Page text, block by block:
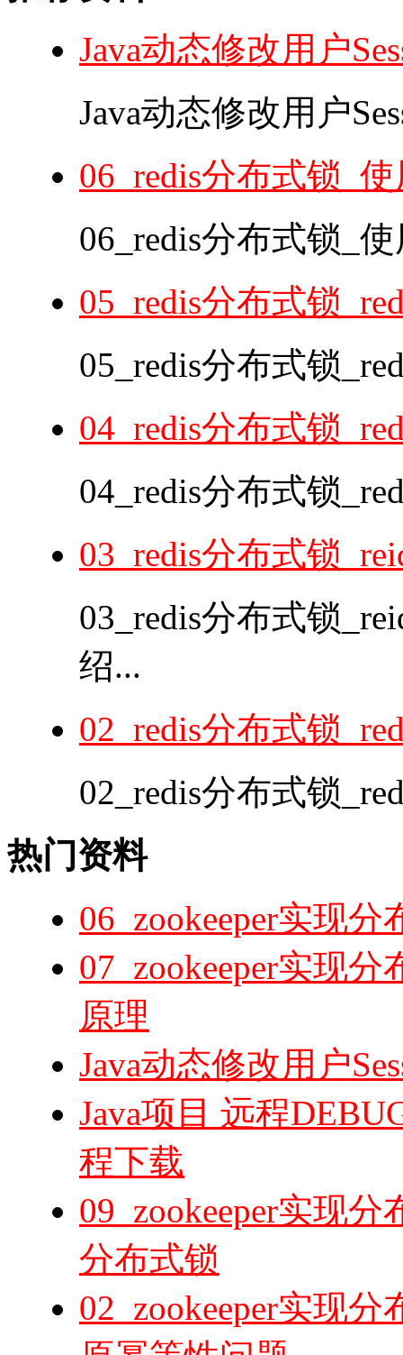
Java动态修改用户
Java动态修改用户
06_redis分布式锁_
06_redis分布式锁_
05_redis分布式锁
05_redis分布式锁
04_redis分布式锁
04_redis分布式锁
03_redis分布式锁
03_redis分布式锁
绍...
02_redis分布式锁
02_redis分布式锁
热门资料
06_zookeeper实现
07_zookeeper实现
原理
Java动态修改用户
Java项目 远程
程下载
09_zookeeper实现
分布式锁
02_zookeeper实现